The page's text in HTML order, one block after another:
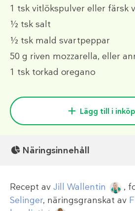
1 tsk vitlökspulver eller färsk
½ tsk salt
½ tsk mald svartpeppar
50 g riven mozzarella, eller
1 tsk torkad oregano
Lägg till i
Näringsinnehåll
Recept av Jill Wallentin ,
Selinger, näringsgranskat av